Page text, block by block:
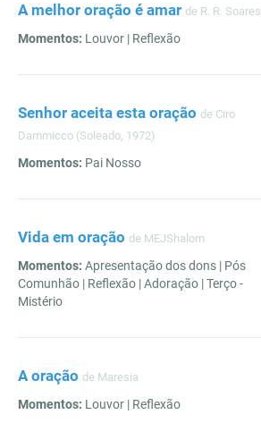
A melhor oração é amar de R. R. Soares
Momentos: Louvor | Reflexão
Senhor aceita esta oração de Ciro
Dammicco (Soleado, 1972)
Momentos: Pai Nosso
Vida em oração de MEJShalom
Momentos: Apresentação dos dons | Pós
Comunhão | Reflexão | Adoração | Terço -
Mistério
A oração de Maresia
Momentos: Louvor | Reflexão